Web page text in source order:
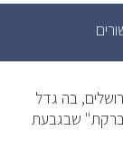
נולד בשנת תרפ"ד (1924) בירושלים, בה גדל
שבגבעת